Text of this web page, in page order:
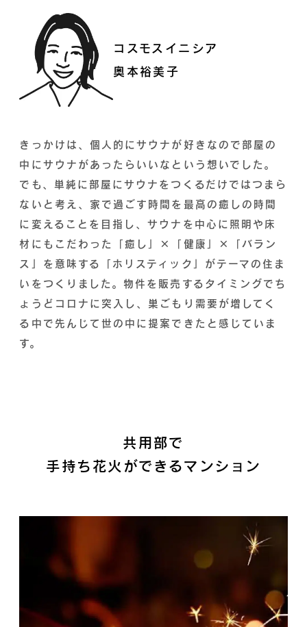
コスモスイニシア
奥本裕美子
きっかけは、個人的にサウナが好きなので部屋の
中にサウナがあったらいいなという想いでした。
でも、単純に部屋にサウナをつくるだけではつまら
ないと考え、家で過ごす時間を最高の癒しの時間
に変えることを目指し、サウナを中心に照明や床
材にもこだわった「癒し」×「健康」×「バラン
ス」を意味する「ホリスティック」がテーマの住ま
いをつくりました。物件を販売するタイミングでち
ょうどコロナに突入し、巣ごもり需要が増してく
る中で先んじて世の中に提案できたと感じていま
す。
共用部で
手持ち花火ができるマンション